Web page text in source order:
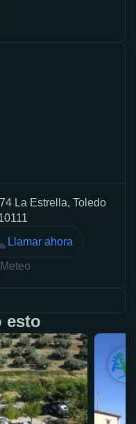
La Estrella, Toledo
Llamar ahora
Meteo
esto